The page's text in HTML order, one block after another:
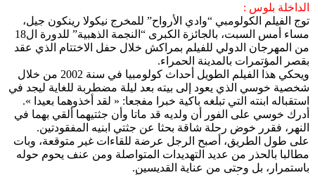
الداخلة بلوس :
توج الفيلم الكولومبي “وادي الأرواح” للمخرج نيكولا رينكون جيل،
مساء أمس السبت، بالجائزة الكبرى “النجمة الذهبية” للدورة ال18
من المهرجان الدولي للفيلم بمراكش خلال حفل الاختتام الذي عقد
بقصر المؤتمرات بالمدينة الحمراء.
ويحكي هذا الفيلم الطويل أحداث كولومبيا في سنة 2002 من خلال
شخصية خوسي الذي يعود إلى بيته بعد ليلة مضطربة للغاية ليجد في
استقباله ابنته التي تبلغه باكية خبرا مفجعا: « لقد أخذوهما بعيدا ».
أدرك خوسي على الفور أن ولديه قد ماتا وأن جثتيهما ألقي بهما في
النهر، فقرر خوض رحلة شاقة بحثا عن جثتي ابنيه المفقودتين.
على طول الطريق، أصبح الرجل عرضة للقاءات غير متوقعة، وبات
مطالبا بالحذر من عديد التهديدات المتواصلة ومن عنف يحوم حوله
باستمرار، بل وحتى من عناية القديسين.